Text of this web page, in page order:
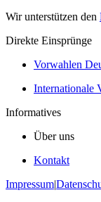
Wir unterstützen den
Direkte Einsprünge
Vorwahlen
Internationale
Informatives
Über uns
Kontakt
Impressum|